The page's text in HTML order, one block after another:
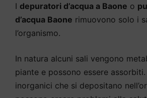
I depuratori d’acqua a Baone o
d’acqua Baone rimuovono solo i
l’organismo.
In natura alcuni sali vengono
piante e possono essere
inorganici che si depositano